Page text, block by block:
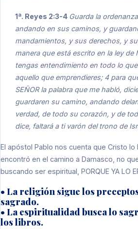
1ª. Reyes 2:3-4 Guarda la
andando en sus caminos, y
mandamientos, y sus derechos, y
manera que está escrito en la ley de
tengas entendimiento en todo lo
aquello que emprendieres; 4 para
SEÑOR la palabra que me habló,
guardaren su camino, andando
verdad, de todo su corazón, y de
dice, faltará a ti varón del trono de
El apóstol Pablo nos cuenta que Cristo lo
encontró en el camino a Damasco, no
buscando ser espiritual, PORQUE YA LO
• La religión sigue los
sagrado.
• La espiritualidad busca lo
los libros.